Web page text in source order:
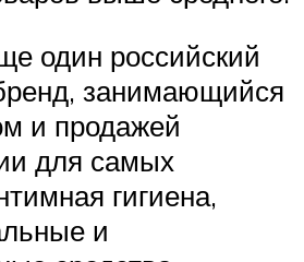
один российский
занимающийся
и продажей
для самых
гигиена,
и